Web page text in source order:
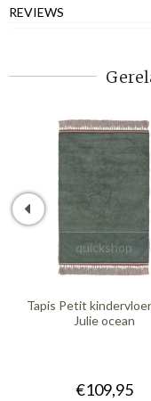
REVIEWS
quickshop
Tapis Petit
Julie ocean
€109,95